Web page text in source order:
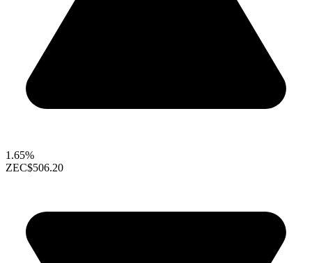
1.65%
ZEC$506.20